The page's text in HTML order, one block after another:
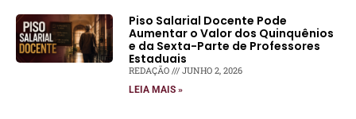
Piso Salarial Docente Pode
Aumentar o Valor dos Quinquênios
e da Sexta-Parte de Professores
Estaduais
REDAÇÃO JUNHO 2, 2026
LEIA MAIS »